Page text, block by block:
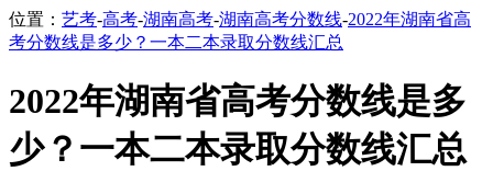
位置： 艺考-高考-湖南高考-湖南高考分数线-2022年湖南省高
考分数线是多少？一本二本录取分数线汇总
2022年湖南省高考分数线是多
少？一本二本录取分数线汇总